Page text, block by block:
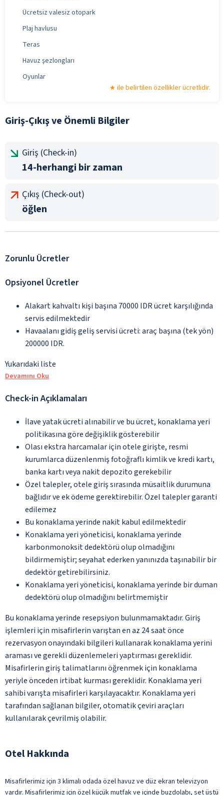
Ücretsiz valesiz otopark
Plaj havlusu
Teras
Havuz şezlongları
Oyunlar
ile belirtilen özellikler ücretlidir.
Giriş-Çıkış ve Önemli Bilgiler
Giriş (Check-in)
14-herhangi bir zaman
Çıkış (Check-out)
öğlen
Zorunlu Ücretler
Opsiyonel Ücretler
Alakart kahvaltı kişi başına 70000 IDR ücret karşılığında
servis edilmektedir
Havaalanı gidiş geliş servisi ücreti: araç başına (tek yön)
200000 IDR.
Yukarıdaki liste
Devamını Oku
Check-in Açıklamaları
İlave yatak ücreti alınabilir ve bu ücret, konaklama yeri
politikasına göre değişiklik gösterebilir
Olası ekstra harcamalar için otele girişte, resmi
kurumlarca düzenlenmiş fotoğraflı kimlik ve kredi kartı,
banka kartı veya nakit depozito gerekebilir
Özel talepler, otele giriş sırasında müsaitlik durumuna
bağlıdır ve ek ödeme gerektirebilir. Özel talepler garanti
edilemez
Bu konaklama yerinde nakit kabul edilmektedir
Konaklama yeri yöneticisi, konaklama yerinde
karbonmonoksit dedektörü olup olmadığını
bildirmemiştir; seyahat ederken yanınızda taşınabilir bir
dedektör getirebilirsiniz.
Konaklama yeri yöneticisi, konaklama yerinde bir duman
dedektörü olup olmadığını belirtmemiştir
Bu konaklama yerinde resepsiyon bulunmamaktadır. Giriş
işlemleri için misafirlerin varıştan en az 24 saat önce
rezervasyon onayındaki bilgileri kullanarak konaklama yerini
araması ve gerekli düzenlemeleri yaptırması gereklidir.
Misafirlerin giriş talimatlarını öğrenmek için konaklama
yeriyle önceden irtibat kurması gereklidir. Konaklama yeri
sahibi varışta misafirleri karşılayacaktır. Konaklama yeri
tarafından sağlanan bilgiler, otomatik çeviri araçları
kullanılarak çevrilmiş olabilir.
Otel Hakkında
Misafirlerimiz için 3 klimalı odada özel havuz ve düz ekran televizyon
vardır. Misafirlerimiz için özel küçük mutfak ve içinde buzdolabı, set üstü